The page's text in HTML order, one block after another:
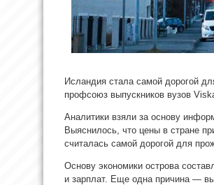
Исландия стала самой дорогой
профсоюз выпускников вузов
Аналитики взяли за основу
Выяснилось, что цены в стране
считалась самой дорогой для
Основу экономики острова
и зарплат. Еще одна причина —